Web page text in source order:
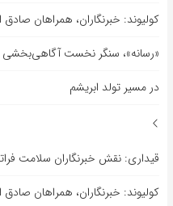
کولیوند: خبرنگاران، همراهان
«رسانه»، سنگر نخست آگاهی‌بخشی
در مسیر تولد ابریشم
قیداری: نقش خبرنگاران سلامت
کولیوند: خبرنگاران، همراهان